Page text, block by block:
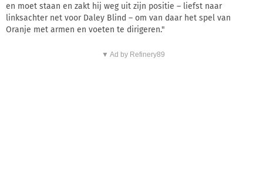
en moet staan en zakt hij weg uit zijn positie – liefst naar
linksachter net voor Daley Blind – om van daar het spel van
Oranje met armen en voeten te dirigeren."
▼ Ad by Refinery89